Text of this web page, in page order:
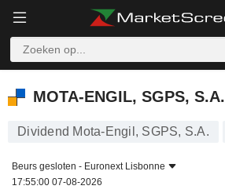
MOTA-ENGIL, SGPS, S.A.
MOTA-ENGIL, SGPS, S.A.
Dividend Mota-Engil, SGPS, S.A.
Beurs gesloten - Euronext Lisbonne
17:55:00 07-08-2026